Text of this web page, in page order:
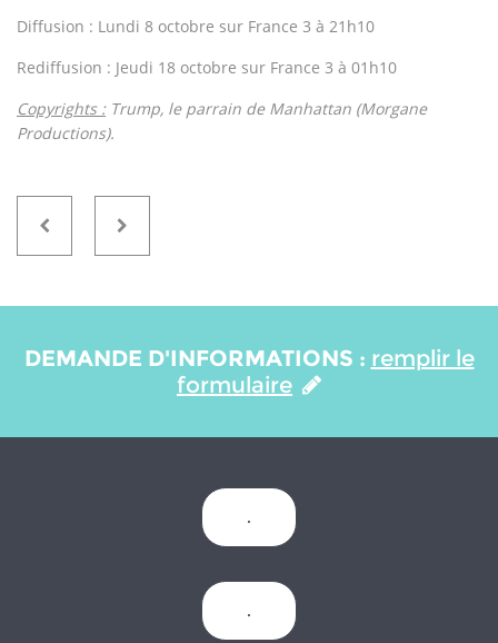
Diffusion : Lundi 8 octobre sur France 3 à 21h10
Rediffusion : Jeudi 18 octobre sur France 3 à 01h10
Copyrights :Trump, le parrain de Manhattan (Morgane
Productions).
DEMANDE D'INFORMATIONS : remplir le
formulaire
.
.